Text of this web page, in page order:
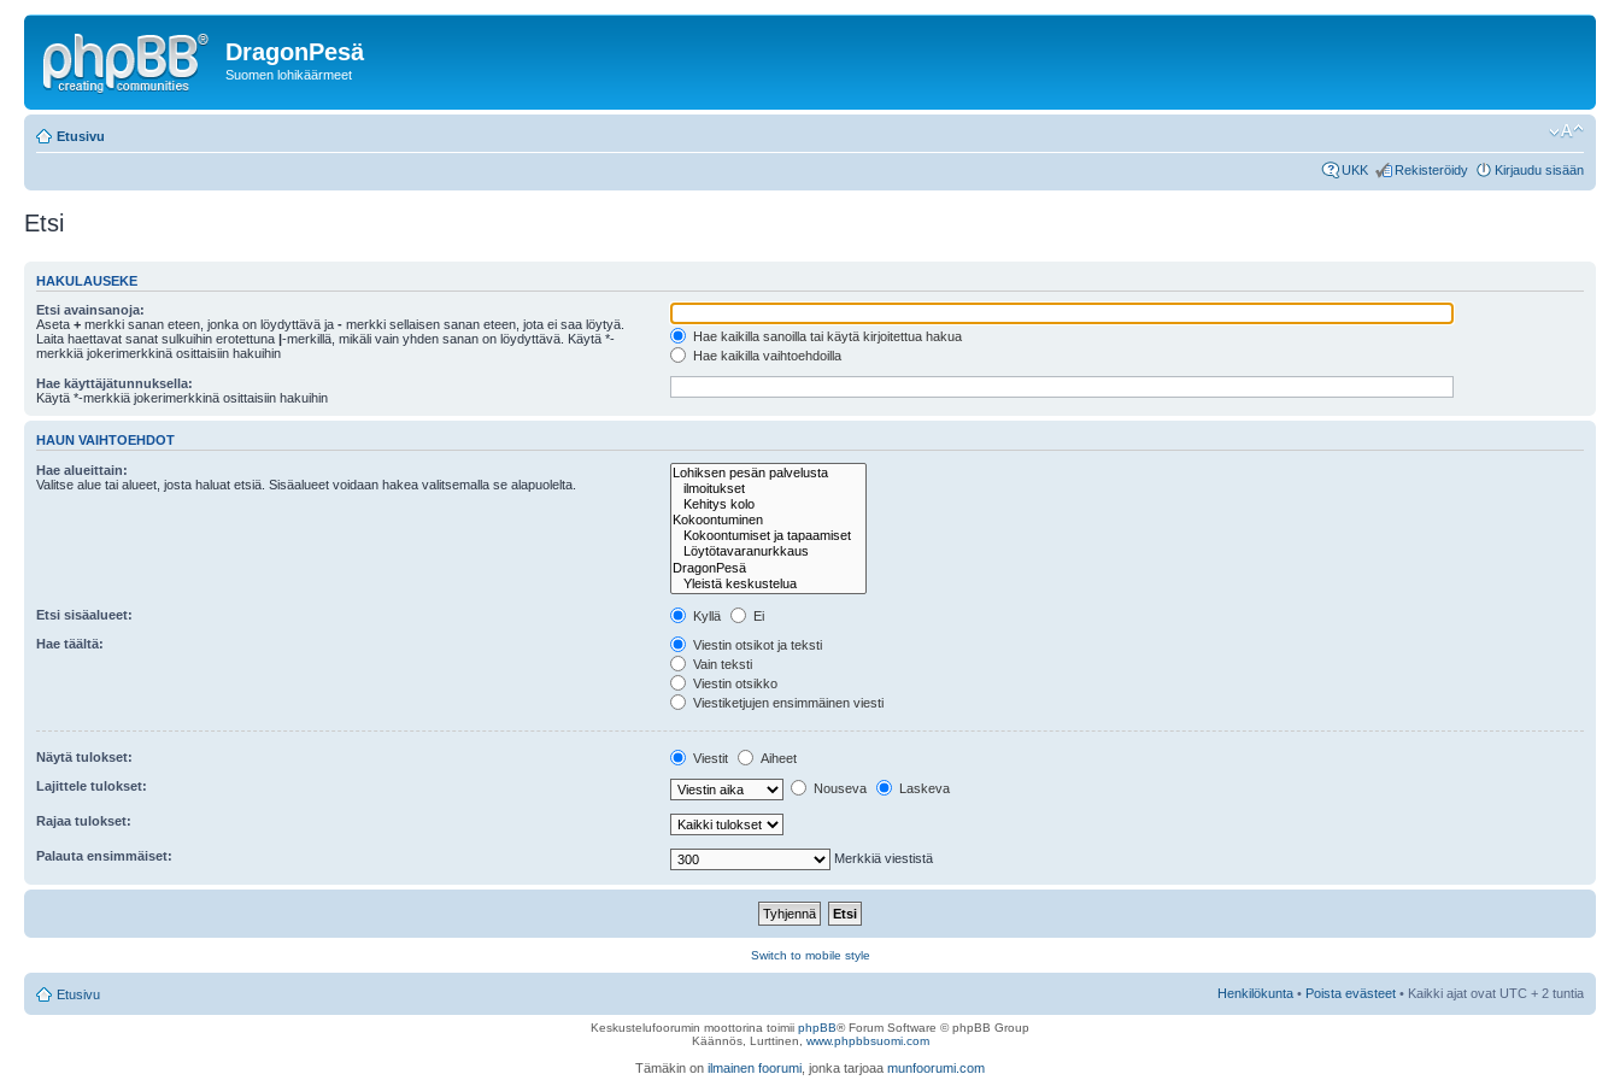
DragonPesä
Suomen lohikäärmeet
Etusivu
UKK Rekisteröidy Kirjaudu sisään
Etsi
HAKULAUSEKE
Etsi avainsanoja:
Aseta + merkki sanan eteen, jonka on löydyttävä ja - merkki sellaisen sanan eteen, jota ei saa löytyä.
Laita haettavat sanat sulkuihin erotettuna |-merkillä, mikäli vain yhden sanan on löydyttävä. Käytä *-
merkkiä jokerimerkkinä osittaisiin hakuihin
Hae kaikilla sanoilla tai käytä kirjoitettua hakua
Hae kaikilla vaihtoehdoilla
Hae käyttäjätunnuksella:
Käytä *-merkkiä jokerimerkkinä osittaisiin hakuihin
HAUN VAIHTOEHDOT
Hae alueittain:
Valitse alue tai alueet, josta haluat etsiä. Sisäalueet voidaan hakea valitsemalla se alapuolelta.
Etsi sisäalueet: Kyllä
Ei
Hae täältä:
Viestin otsikot ja teksti
Vain teksti
Viestin otsikko
Viestiketjujen ensimmäinen viesti
Näytä tulokset: Viestit
Aiheet
Lajittele tulokset:
Nouseva Laskeva
Rajaa tulokset:
Palauta ensimmäiset: Merkkiä viestistä
Switch to mobile style
Etusivu Henkilökunta • Poista evästeet • Kaikki ajat ovat UTC + 2 tuntia
Keskustelufoorumin moottorina toimii phpBB® Forum Software © phpBB Group
Käännös, Lurttinen, www.phpbbsuomi.com
Tämäkin on ilmainen foorumi , jonka tarjoaa munfoorumi.com